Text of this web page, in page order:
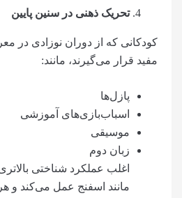
تحریک ذهنی در سنین پایین
کودکانی که از دوران نوزادی در
مفید قرار می‌گیرند، مانند:
پازل‌ها
اسباب‌بازی‌های آموزشی
موسیقی
زبان دوم
اغلب عملکرد شناختی
مانند اسفنج عمل می‌کند و